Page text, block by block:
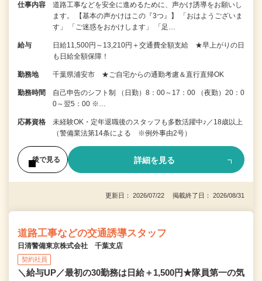
仕事内容
道路工事などを安全に進めるために、声かけ誘導をお願いし
ます。 【基本の声かけはこの『3つ』】 「おはようございま
す」 「ご迷惑をおかけします」 「足…
給与
日給11,500円～13,210円＋交通費全額支給 ★早上がりの日
も日給全額保障！
勤務地 千葉県浦安市 ★ご自宅からの通勤考慮＆直行直帰OK
勤務時間
自己申告のシフト制 （日勤）8：00～17：00 （夜勤）20：0
0～翌5：00 ※…
応募資格
未経験OK・定年退職後のスタッフも多数活躍中♪／18歳以上
（警備業法第14条による ※例外事由2号）
後で見る 詳細を見る
更新日： 2026/07/22 掲載終了日： 2026/08/31
道路工事などの交通誘導スタッフ
日清警備東京株式会社 千葉支店
契約社員
＼給与UP／最初の30勤務は日給＋1,500円★隊員第一の気